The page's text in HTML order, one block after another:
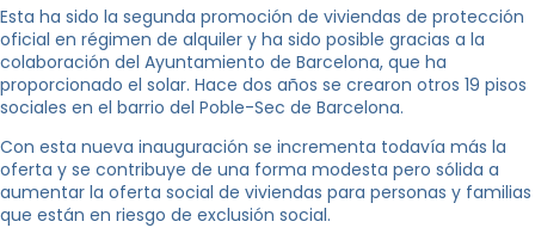
Esta ha sido la segunda promoción de viviendas de protección
oficial en régimen de alquiler y ha sido posible gracias a la
colaboración del Ayuntamiento de Barcelona, que ha
proporcionado el solar. Hace dos años se crearon otros 19 pisos
sociales en el barrio del Poble-Sec de Barcelona.
Con esta nueva inauguración se incrementa todavía más la
oferta y se contribuye de una forma modesta pero sólida a
aumentar la oferta social de viviendas para personas y familias
que están en riesgo de exclusión social.